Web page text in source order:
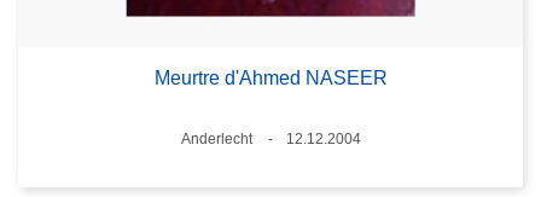
Meurtre d'Ahmed NASEER
Lieux
Anderlecht
12.12.2004